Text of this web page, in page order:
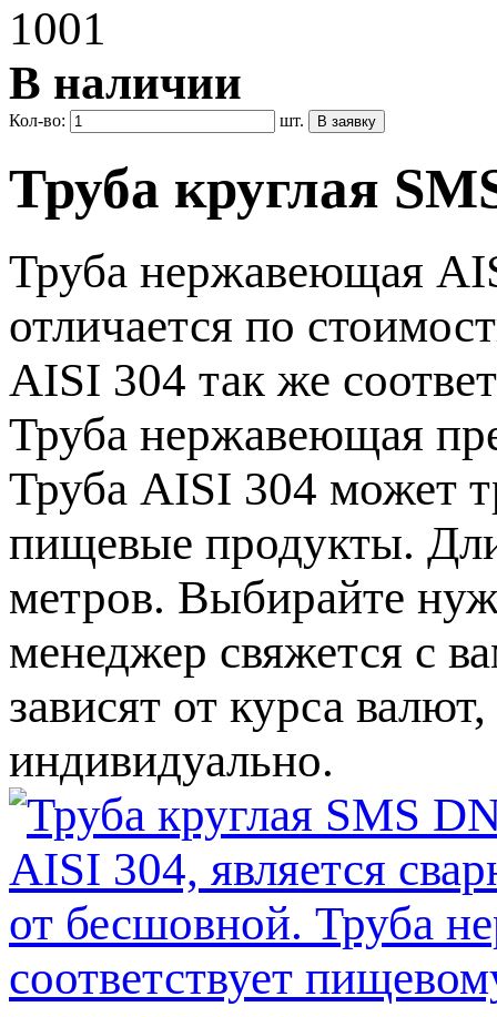
1001
В наличии
Кол-во: шт.
Труба круглая
Труба нержавеющая
отличается по
AISI 304 так же
Труба нержавеющая
Труба AISI 304 может
пищевые продукты.
метров. Выбирайте
менеджер свяжется с
зависят от курса
индивидуально.